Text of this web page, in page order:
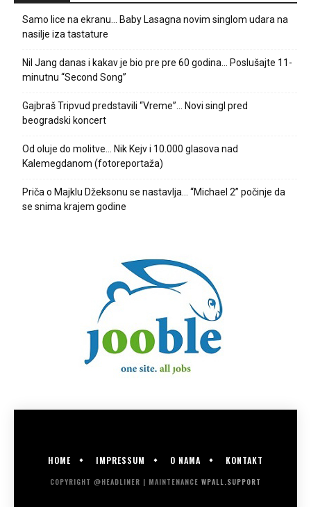
Samo lice na ekranu… Baby Lasagna novim singlom udara na
nasilje iza tastature
Nil Jang danas i kakav je bio pre pre 60 godina… Poslušajte 11-
minutnu “Second Song”
Gajbraš Tripvud predstavili “Vreme”… Novi singl pred
beogradski koncert
Od oluje do molitve… Nik Kejv i 10.000 glasova nad
Kalemegdanom (fotoreportaža)
Priča o Majklu Džeksonu se nastavlja… “Michael 2” počinje da
se snima krajem godine
HOME IMPRESSUM O NAMA KONTAKT
COPYRIGHT @HEADLINER | MAINTENANCE WPALL.SUPPORT